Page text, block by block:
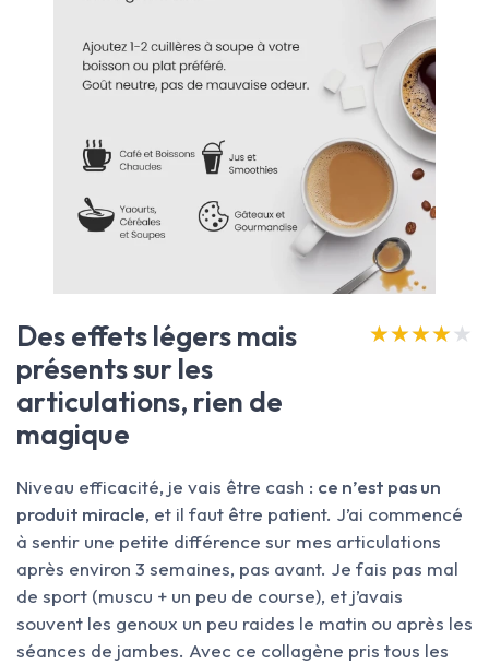
Des effets légers mais
présents sur les
articulations, rien de
magique
★★★★★
★★★★★
Niveau efficacité, je vais être cash : ce n’est pas un
produit miracle, et il faut être patient. J’ai commencé
à sentir une petite différence sur mes articulations
après environ 3 semaines, pas avant. Je fais pas mal
de sport (muscu + un peu de course), et j’avais
souvent les genoux un peu raides le matin ou après les
séances de jambes. Avec ce collagène pris tous les